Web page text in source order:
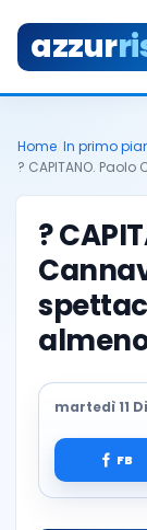
azzur
Home In primo
? CAPITANO.
?
martedì 11